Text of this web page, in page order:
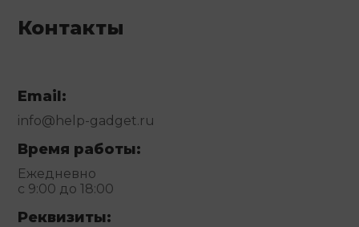
Контакты
Email:
info@help-gadget.ru
Время работы:
Ежедневно
с 9:00 до 18:00
Реквизиты: